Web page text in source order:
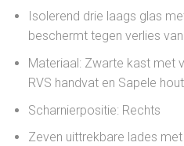
Isolerend drie laags glas
beschermt tegen verlies
Materiaal: Zwarte kast met
RVS handvat en Sapele hout
Scharnierpositie: Rechts
Zeven uittrekbare lades